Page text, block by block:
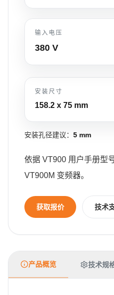
输入电压
380 V
安装尺寸
158.2 x 75 mm
安装孔径建议： 5 mm
依据 VT900 用户手册型
VT900M 变频器。
获取报价 技术
产品概览 技术规